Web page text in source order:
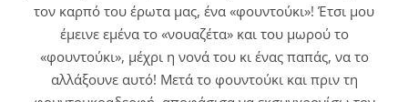
τον καρπό του έρωτα μας, ένα «φουντούκι»! Έτσι μου
έμεινε εμένα το «νουαζέτα» και του μωρού το
«φουντούκι», μέχρι η νονά του κι ένας παπάς, να το
αλλάξουνε αυτό! Μετά το φουντούκι και πριν τη